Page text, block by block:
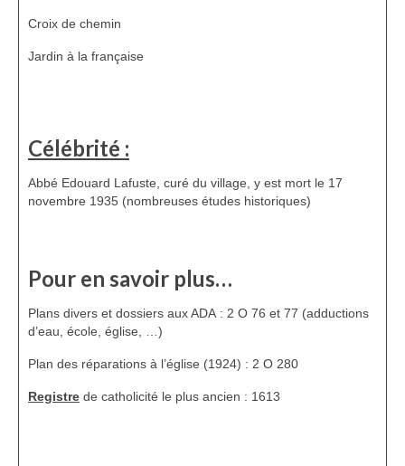
Croix de chemin
Jardin à la française
Célébrité :
Abbé Edouard Lafuste, curé du village, y est mort le 17
novembre 1935 (nombreuses études historiques)
Pour en savoir plus…
Plans divers et dossiers aux ADA : 2 O 76 et 77 (adductions
d’eau, école, église, …)
Plan des réparations à l’église (1924) : 2 O 280
Registre de catholicité le plus ancien : 1613